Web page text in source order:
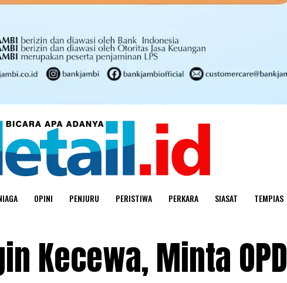
OPINI PENJURU PERISTIWA PERKARA SIASAT TEMPIAS
Kecewa, Minta OPD